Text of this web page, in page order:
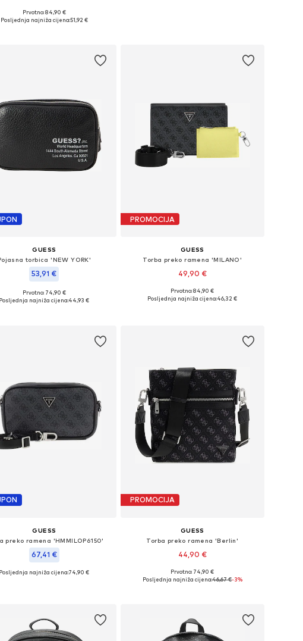
Dostupne veličine: One Size
Prvotno: 84,90 €
Posljednja najniža cijena:51,92 €
GUESS
torbica 'NEW YORK'
53,91 €
Dostupne veličine: One Size
Prvotno: 74,90 €
Posljednja najniža cijena:44,93 €
PROMOCIJA
GUESS
Torba preko ramena 'MILANO'
49,90 €
Dostupne veličine: One Size
Prvotno: 84,90 €
Posljednja najniža cijena:46,32 €
GUESS
preko ramena 'HMMILOP6150'
67,41 €
Dostupne veličine: One Size
Posljednja najniža cijena:74,90 €
PROMOCIJA
GUESS
Torba preko ramena 'Berlin'
44,90 €
Dostupne veličine: One Size
Prvotno: 74,90 €
Posljednja najniža cijena:46,67 €-3%